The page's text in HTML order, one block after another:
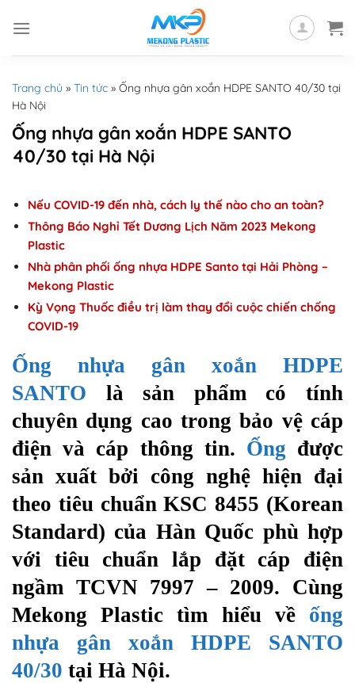
Trang chủ » Tin tức » Ống nhựa gân xoắn HDPE SANTO 40/30 tại
Hà Nội
Ống nhựa gân xoắn HDPE SANTO
40/30 tại Hà Nội
Nếu COVID-19 đến nhà, cách ly thế nào cho an toàn?
Thông Báo Nghỉ Tết Dương Lịch Năm 2023 Mekong
Plastic
Nhà phân phối ống nhựa HDPE Santo tại Hải Phòng –
Mekong Plastic
Kỳ Vọng Thuốc điều trị làm thay đổi cuộc chiến chống
COVID-19
Ống nhựa gân xoắn HDPE
SANTO
là sản phẩm có tính
chuyên dụng cao trong bảo vệ cáp
điện và cáp thông tin. Ống được
sản xuất bởi công nghệ hiện đại
theo tiêu chuẩn KSC 8455 (Korean
Standard) của Hàn Quốc phù hợp
với tiêu chuẩn lắp đặt cáp điện
ngầm TCVN 7997 – 2009. Cùng
Mekong Plastic tìm hiểu về ống
nhựa gân xoắn HDPE SANTO
40/30 tại Hà Nội.